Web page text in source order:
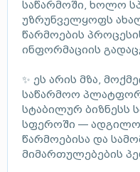
საწარმოში, ხოლო
უზრუნველყოფს
წარმოების
ინფორმაციის
✨ ეს არის მზა,
საწარმოო
სტაბილურ ბიზნესს
სფეროში —
წარმოებისა და
მიმართულებების